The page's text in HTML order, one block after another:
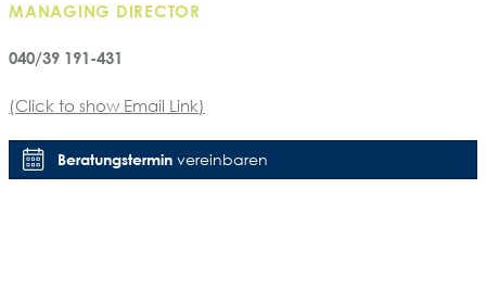
MANAGING DIRECTOR
040/39 191-431
(Click to show Email Link)
Beratungsterminvereinbaren